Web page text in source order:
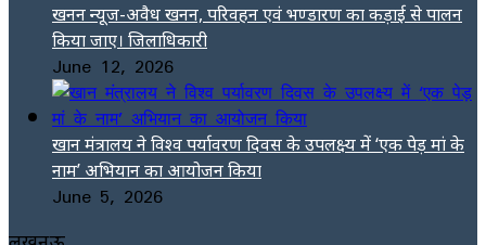
खनन न्यूज-अवैध खनन, परिवहन एवं भण्डारण का कड़ाई से पालन
किया जाए। जिलाधिकारी
June 12, 2026
खान मंत्रालय ने विश्व पर्यावरण दिवस के उपलक्ष्य में ‘एक पेड़ मां के
नाम’ अभियान का आयोजन किया
June 5, 2026